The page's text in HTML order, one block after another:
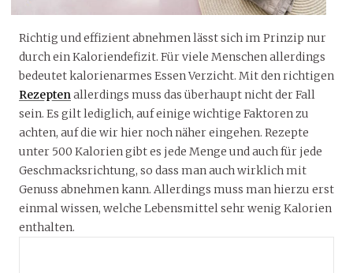
Richtig und effizient abnehmen lässt sich im Prinzip nur
durch ein Kaloriendefizit. Für viele Menschen allerdings
bedeutet kalorienarmes Essen Verzicht. Mit den richtigen
Rezeptenallerdings muss das überhaupt nicht der Fall
sein. Es gilt lediglich, auf einige wichtige Faktoren zu
achten, auf die wir hier noch näher eingehen. Rezepte
unter 500 Kalorien gibt es jede Menge und auch für jede
Geschmacksrichtung, so dass man auch wirklich mit
Genuss abnehmen kann. Allerdings muss man hierzu erst
einmal wissen, welche Lebensmittel sehr wenig Kalorien
enthalten.